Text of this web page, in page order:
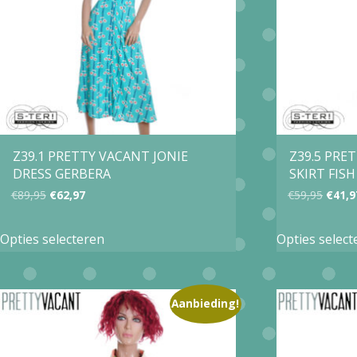
Z39.1 PRETTY VACANT JONIE
DRESS GERBERA
€89,95 Oorspronkelijke
was:
€89,95.
€62,97Huidige
is:
€62,97.
Opties selecteren
meerdere
variaties.
Deze
Z39.5
SKIRT FISH
€59,95
was:
€59,95.
€
Opties
Aanbieding!